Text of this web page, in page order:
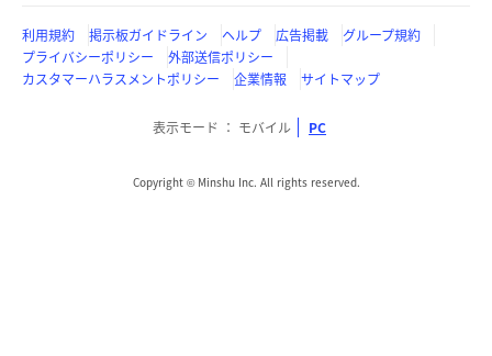
利用規約 掲示板ガイドライン ヘルプ 広告掲載
グループ規約
プライバシーポリシー
外部送信ポリシー
カスタマーハラスメントポリシー
企業情報 サイトマップ
表示モード モバイル PC
Copyright © Minshu Inc. All rights reserved.